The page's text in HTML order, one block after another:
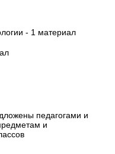
- 1 материал
педагогами и
и